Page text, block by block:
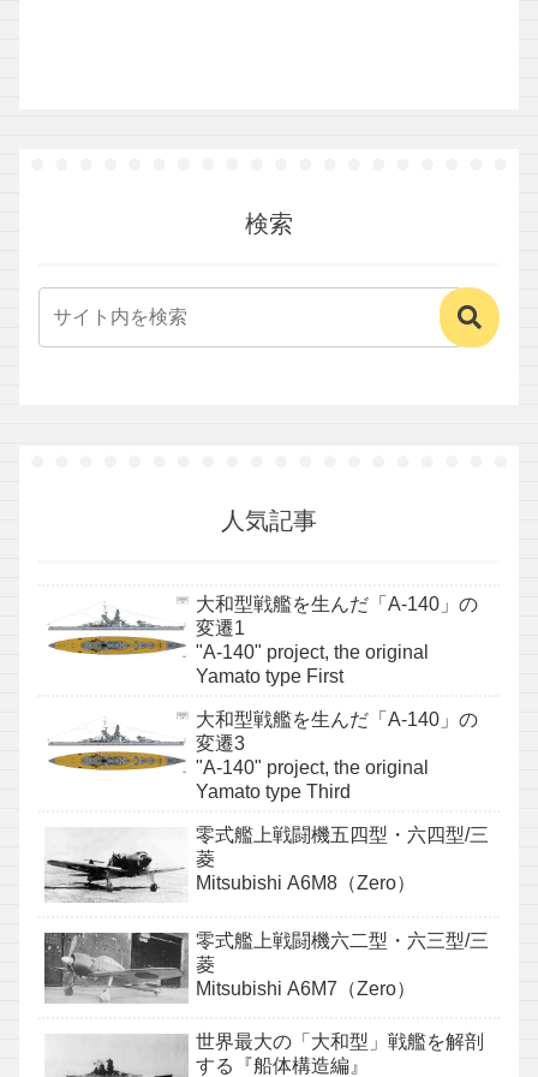
検索
人気記事
大和型戦艦を生んだ「A-140」の
変遷1
"A-140" project, the original
Yamato type First
大和型戦艦を生んだ「A-140」の
変遷3
"A-140" project, the original
Yamato type Third
零式艦上戦闘機五四型・六四型/三
菱
Mitsubishi A6M8（Zero）
零式艦上戦闘機六二型・六三型/三
菱
Mitsubishi A6M7（Zero）
世界最大の「大和型」戦艦を解剖
する『船体構造編』